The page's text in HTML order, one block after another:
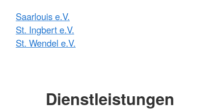
Saarlouis e.V.
St. Ingbert e.V.
St. Wendel e.V.
Dienstleistungen